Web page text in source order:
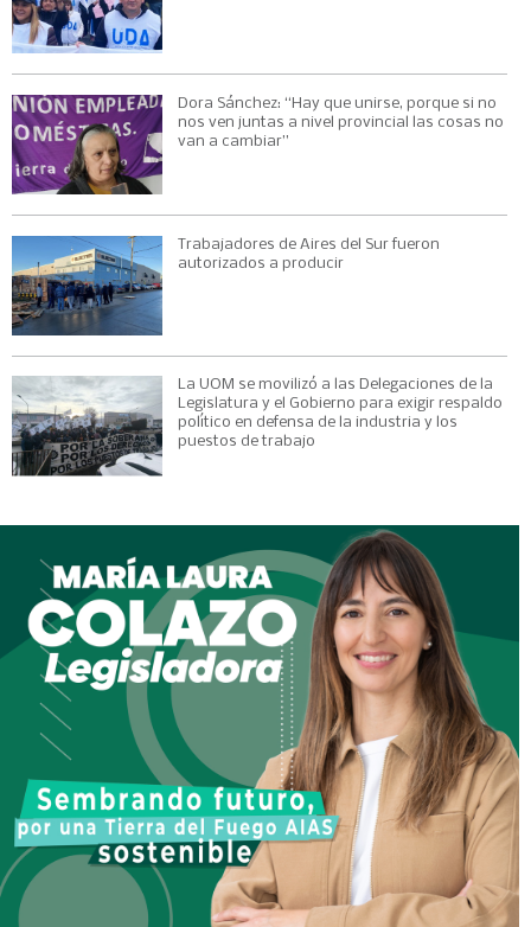
Dora Sánchez: “Hay que unirse, porque si no
nos ven juntas a nivel provincial las cosas no
van a cambiar”
Trabajadores de Aires del Sur fueron
autorizados a producir
La UOM se movilizó a las Delegaciones de la
Legislatura y el Gobierno para exigir respaldo
político en defensa de la industria y los
puestos de trabajo